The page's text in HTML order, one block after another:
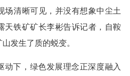
场清晰可见，并没有想象中尘土
天铁矿矿长李彬告诉记者，自鞍
发生了质的蜕变。
动下，绿色发展理念正深度融入